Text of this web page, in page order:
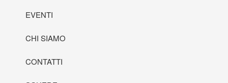
EVENTI
CHI SIAMO
CONTATTI